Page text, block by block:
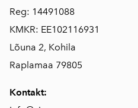
Reg: 14491088
KMKR: EE102116931
Lõuna 2, Kohila
Raplamaa 79805
Kontakt: